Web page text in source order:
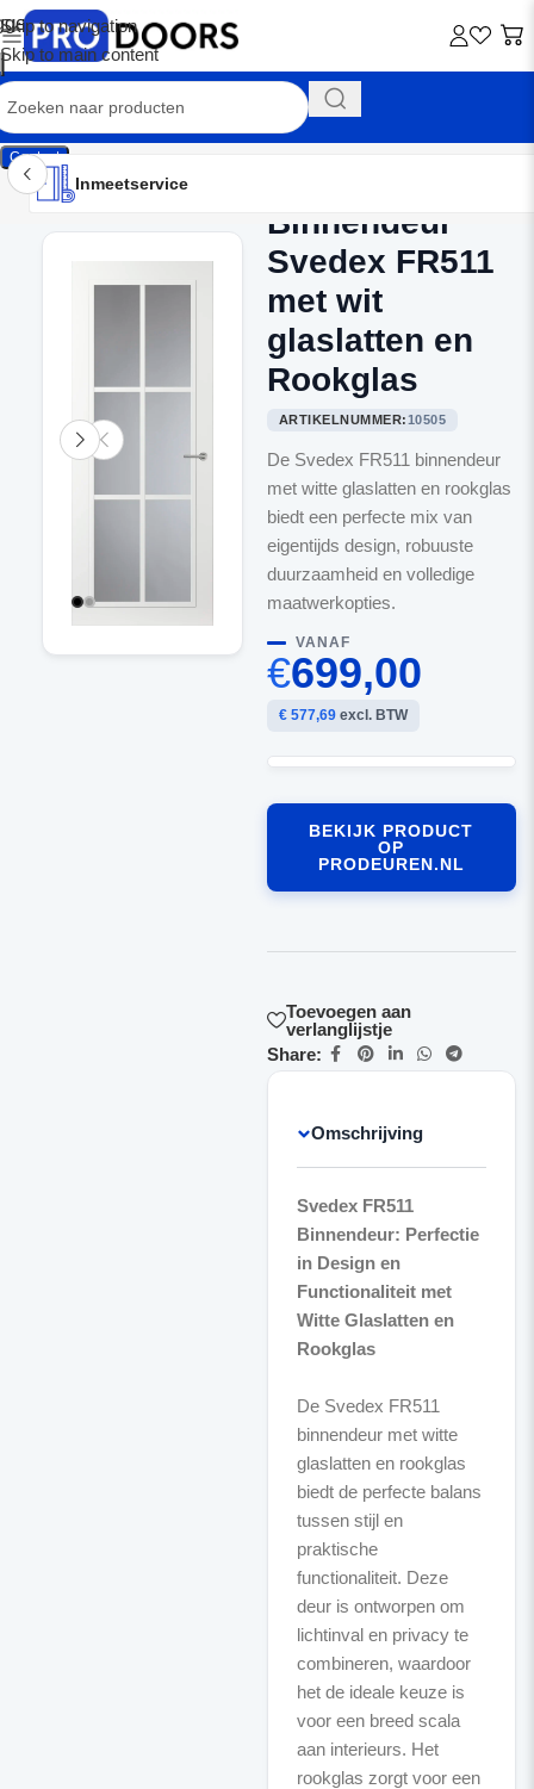
Skip to navigation
Skip to main content
Contact
Inmeetservice
Montageservice
Advies op maat
Showroom
Inmeetservice
Binnendeur
Svedex FR511
met wit
glaslatten en
Rookglas
ARTIKELNUMMER:10505
De Svedex FR511 binnendeur
met witte glaslatten en rookglas
biedt een perfecte mix van
eigentijds design, robuuste
duurzaamheid en volledige
maatwerkopties.
VANAF
€699,00
€ 577,69excl. BTW
BEKIJK PRODUCT
OP
PRODEUREN.NL
Toevoegen aan
verlanglijstje
Share:
Omschrijving
Svedex FR511
Binnendeur: Perfectie
in Design en
Functionaliteit met
Witte Glaslatten en
Rookglas
De Svedex FR511
binnendeur met witte
glaslatten en rookglas
biedt de perfecte balans
tussen stijl en
praktische
functionaliteit. Deze
deur is ontworpen om
lichtinval en privacy te
combineren, waardoor
het de ideale keuze is
voor een breed scala
aan interieurs. Het
rookglas zorgt voor een